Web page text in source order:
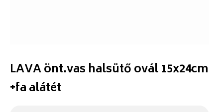
LAVA önt.vas halsütő ovál 15x24cm
+fa alátét